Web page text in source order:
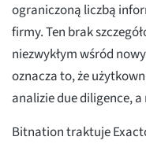
ograniczoną liczbą
firmy. Ten brak
niezwykłym wśród
oznacza to, że
analizie due diligence,
Bitnation traktuje